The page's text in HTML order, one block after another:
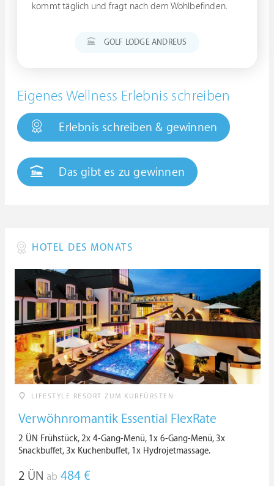
kommt täglich und fragt nach dem Wohlbefinden.
GOLF LODGE ANDREUS
Eigenes Wellness Erlebnis schreiben
Erlebnis schreiben & gewinnen
Das gibt es zu gewinnen
HOTEL DES MONATS
LIFESTYLE RESORT ZUM KURFÜRSTEN
Verwöhnromantik Essential FlexRate
2 ÜN Frühstück, 2x 4-Gang-Menü, 1x 6-Gang-Menü, 3x
Snackbuffet, 3x Kuchenbuffet, 1x Hydrojetmassage.
2 ÜN ab 484 €